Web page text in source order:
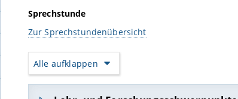
Sprechstunde
Zur Sprechstundenübersicht
Alle aufklappen